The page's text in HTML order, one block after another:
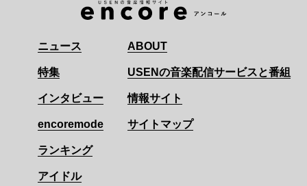
ニュース
特集
インタビュー
encoremode
ランキング
アイドル
ABOUT
USENの音楽配信サービスと番組
情報サイト
サイトマップ